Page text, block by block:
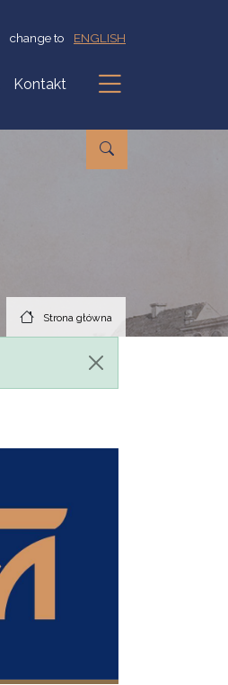
change to ENGLISH
Kontakt
Podmenu
Strona główna